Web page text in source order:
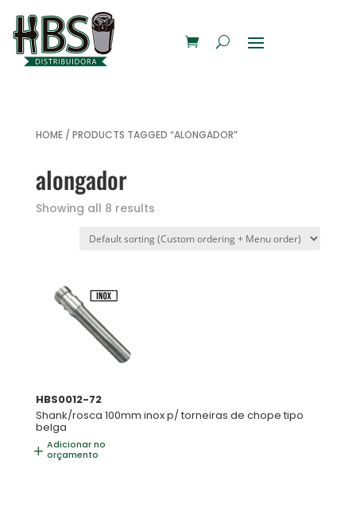
HOME/ PRODUCTS TAGGED “ALONGADOR”
alongador
Showing all 8 results
HBS0012-72
Shank/rosca 100mm inox p/ torneiras de chope tipo
belga
Adicionar no
orçamento